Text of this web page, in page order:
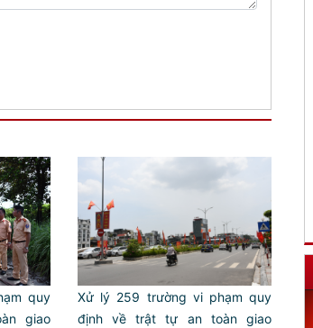
quy
giao
Xử lý 259 trường vi phạm quy
định về trật tự an toàn giao